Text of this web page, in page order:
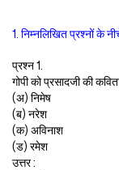
1. निम्नलिखित प्रश्नों के
प्रश्न 1.
गोपी को प्रसादजी की
(अ) निमेष
(ब) नरेश
(क) अविनाश
(ड) रमेश
उत्तर :